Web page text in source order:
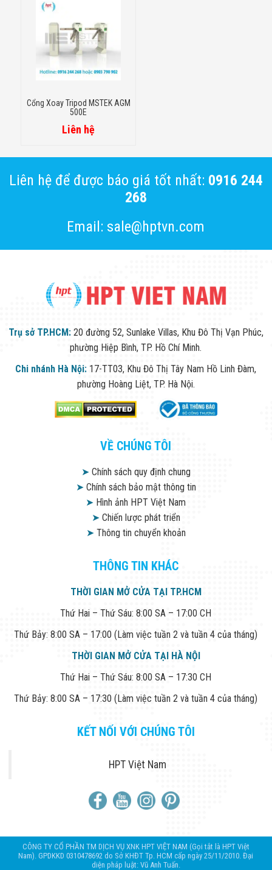
Cổng Xoay Tripod MSTEK AGM
500E
Liên hệ
Liên hệ để được báo giá tốt nhất: 0916 244
268
Email: sale@hptvn.com
Trụ sở TP.HCM: 20 đường 52, Sunlake Villas, Khu Đô Thị Vạn Phúc,
phường Hiệp Bình, TP. Hồ Chí Minh.
Chi nhánh Hà Nội: 17-TT03, Khu Đô Thị Tây Nam Hồ Linh Đàm,
phường Hoàng Liệt, TP. Hà Nội.
VỀ CHÚNG TÔI
➤Chính sách quy định chung
➤Chính sách bảo mật thông tin
➤ Hình ảnh HPT Việt Nam
➤Chiến lược phát triển
➤Thông tin chuyển khoản
THÔNG TIN KHÁC
THỜI GIAN MỞ CỬA TẠI TP.HCM
Thứ Hai – Thứ Sáu: 8:00 SA – 17:00 CH
Thứ Bảy: 8:00 SA – 17:00 (Làm việc tuần 2 và tuần 4 của tháng)
THỜI GIAN MỞ CỬA TẠI HÀ NỘI
Thứ Hai – Thứ Sáu: 8:00 SA – 17:30 CH
Thứ Bảy: 8:00 SA – 17:30 (Làm việc tuần 2 và tuần 4 của tháng)
KẾT NỐI VỚI CHÚNG TÔI
HPT Việt Nam
CÔNG TY CỔ PHẦN TM DỊCH VỤ XNK HPT VIỆT NAM (Gọi tắt là HPT Việt
Nam). GPDKKD 0310478692 do Sở KHĐT Tp. HCM cấp ngày 25/11/2010. Đại
diện pháp luật: Vũ Anh Tuấn.